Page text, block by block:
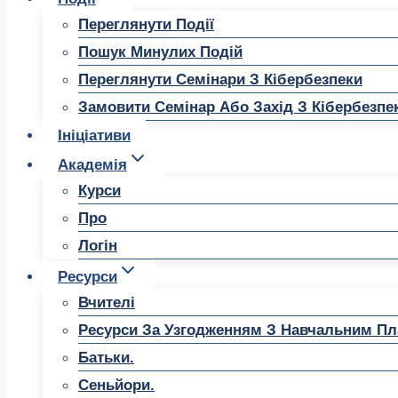
Переглянути Події
Пошук Минулих Подій
Переглянути Семінари З Кібербезпеки
Замовити Семінар Або Захід З
Ініціативи
Академія
Курси
Про
Логін
Ресурси
Вчителі
Ресурси За Узгодженням З Навчальним
Батьки.
Сеньйори.